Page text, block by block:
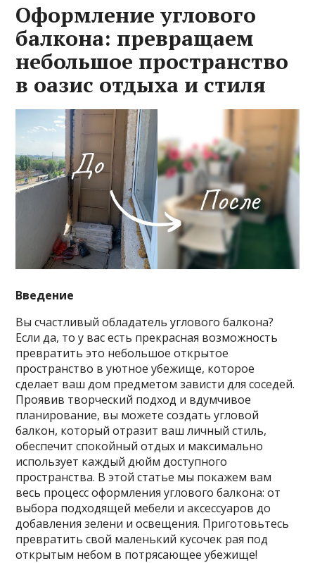
Оформление углового
балкона: превращаем
небольшое пространство
в оазис отдыха и стиля
Введение
Вы счастливый обладатель углового балкона?
Если да, то у вас есть прекрасная возможность
превратить это небольшое открытое
пространство в уютное убежище, которое
сделает ваш дом предметом зависти для соседей.
Проявив творческий подход и вдумчивое
планирование, вы можете создать угловой
балкон, который отразит ваш личный стиль,
обеспечит спокойный отдых и максимально
использует каждый дюйм доступного
пространства. В этой статье мы покажем вам
весь процесс оформления углового балкона: от
выбора подходящей мебели и аксессуаров до
добавления зелени и освещения. Приготовьтесь
превратить свой маленький кусочек рая под
открытым небом в потрясающее убежище!